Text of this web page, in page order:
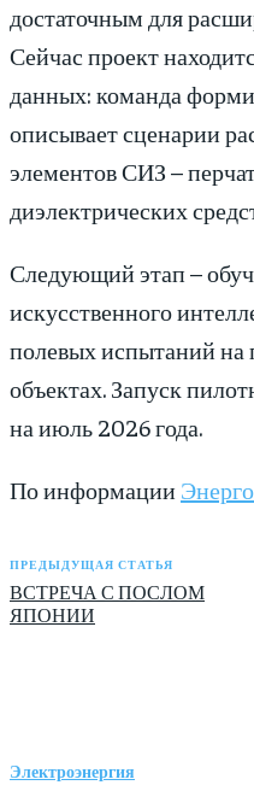
достаточным для
Сейчас проект
данных: команда
описывает сценарии
элементов СИЗ –
диэлектрических
Следующий этап –
искусственного
полевых испытаний на
объектах. Запуск
на июль 2026 года.
По информации
ПРЕДЫДУЩАЯ СТАТЬЯ
ВСТРЕЧА С ПОСЛОМ
ЯПОНИИ
Электроэнергия